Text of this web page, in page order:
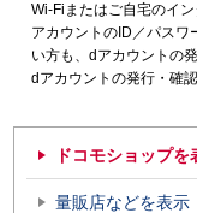
Wi-Fiまたはご自宅のイ
アカウントのID／パスワ
い方も、dアカウントの
dアカウントの発行・確認
ドコモショップを
量販店などを表示